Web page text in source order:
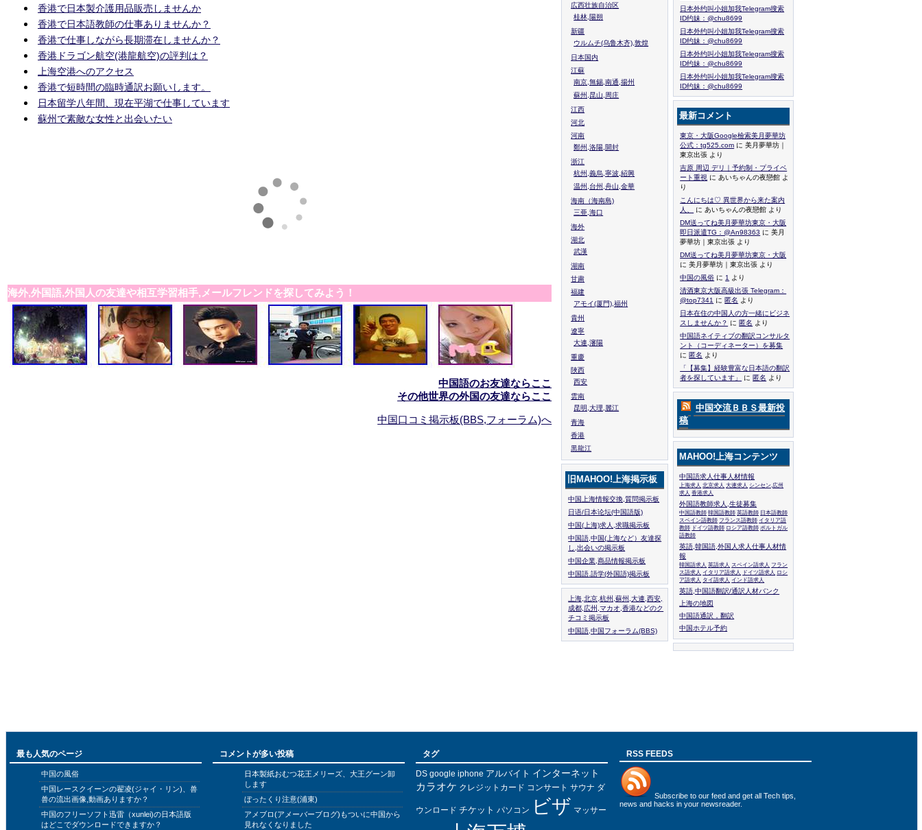
香港で日本製介護用品販売しませんか
香港で日本語教師の仕事ありませんか？
香港で仕事しながら長期滞在しませんか？
香港ドラゴン航空(港龍航空)の評判は？
上海空港へのアクセス
香港で短時間の臨時通訳お願いします。
日本留学八年間、現在平湖で仕事しています
蘇州で素敵な女性と出会いたい
海外,外国語,外国人の友達や相互学習相手,メールフレンドを探してみよう！
中国語のお友達ならここ
その他世界の外国の友達ならここ
中国口コミ掲示板(BBS,フォーラム)へ
広西壮族自治区
桂林,陽朔
新疆
ウルムチ(乌鲁木齐),敦煌
日本国内
江蘇
南京,無錫,南通,揚州
蘇州,昆山,周庄
江西
河北
河南
鄭州,洛陽,開封
浙江
杭州,義烏,寧波,紹興
温州,台州,舟山,金華
海南（海南島)
三亜,海口
海外
湖北
武漢
湖南
甘粛
福建
アモイ(厦門),福州
貴州
遼寧
大連,瀋陽
重慶
陜西
西安
雲南
昆明,大理,麗江
青海
香港
黒龍江
旧MAHOO!上海掲示板
中国上海情報交換,質問掲示板
日语/日本论坛(中国語版)
中国(上海)求人,求職掲示板
中国語,中国(上海など）友達探
し,出会いの掲示板
中国企業,商品情報掲示板
中国語.語学(外国語)掲示板
上海,北京,杭州,蘇州,大連,西安,
成都,広州,マカオ,香港などのク
チコミ掲示板
中国語,中国フォーラム(BBS)
日本外约叫小姐加我Telegram搜索
ID约妹：@chu8699
日本外约叫小姐加我Telegram搜索
ID约妹：@chu8699
日本外约叫小姐加我Telegram搜索
ID约妹：@chu8699
日本外约叫小姐加我Telegram搜索
ID约妹：@chu8699
最新コメント
東京・大阪Google檢索美月夢華坊
公式：tg525.com に 美月夢華坊｜
東京出張 より
吉原 周辺 デリ｜予約制・プライベ
ート重視 に あいちゃんの夜戀館 よ
り
こんにちは♡ 異世界から来た案内
人、
に あいちゃんの夜戀館 より
DM送ってね美月夢華坊東京・大阪
即日派遣TG：@An98363 に 美月
夢華坊｜東京出張 より
DM送ってね美月夢華坊東京・大阪
に 美月夢華坊｜東京出張 より
中国の風俗 に 1
より
清酒東京大阪高級出張 Telegram：
@top7341 に 匿名 より
日本在住の中国人の方一緒にビジネ
スしませんか？ に 匿名 より
中国語ネイティブの翻訳コンサルタ
ント（コーディネーター）を募集
に 匿名 より
「【募集】経験豊富な日本語の翻訳
者を探しています」
に 匿名 より
中国交流ＢＢＳ最新投
稿
MAHOO!上海コンテンツ
中国語求人仕事人材情報
上海求人 北京求人 大連求人 シンセン,広州
求人 香港求人
外国語教師求人,生徒募集
中国語教師 韓国語教師 英語教師 日本語教師
スペイン語教師 フランス語教師 イタリア語
教師 ドイツ語教師 ロシア語教師 ポルトガル
語教師
英語,韓国語,外国人求人仕事人材情
報
韓国語求人 英語求人 スペイン語求人 フラン
ス語求人 イタリア語求人 ドイツ語求人 ロシ
ア語求人 タイ語求人 インド語求人
英語,中国語翻訳/通訳人材バンク
上海の地図
中国語通訳，翻訳
中国ホテル予約
最も人気のページ
中国の風俗
中国レースクイーンの翟凌(ジャイ・リン)、兽
兽の流出画像,動画ありますか？
中国のフリーソフト迅雷（xunlei)の日本語版
はどこでダウンロードできますか？
コメントが多い投稿
日本製紙おむつ花王メリーズ、大王グーン卸
します
ぼったくり注意(浦東)
アメブロ(アメーバーブログ)もついに中国から
見れなくなりました
タグ
DS google iphone アルバイト インターネット
カラオケ クレジットカード コンサート サウナ ダ
ウンロード チケット パソコン ビザ マッサー
RSS FEEDS
Subscribe to our feed and get all Tech tips,
news and hacks in your newsreader.